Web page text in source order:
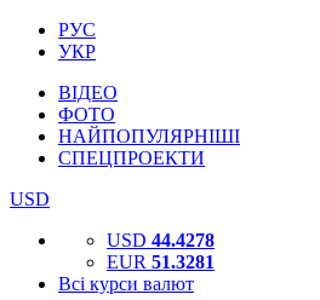
РУС
УКР
ВІДЕО
ФОТО
НАЙПОПУЛЯРНІШІ
СПЕЦПРОЕКТИ
USD
USD 44.4278
EUR 51.3281
Всі курси валют